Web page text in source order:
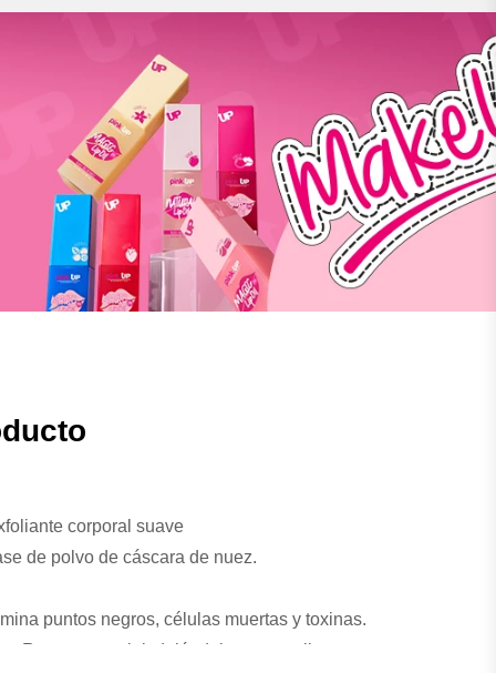
corporal suave
de polvo de cáscara de nuez.
puntos negros, células muertas y toxinas.
Renueva tu piel, dejándola suave y lisa.